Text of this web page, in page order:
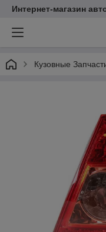
Интернет-магазин
Кузовные